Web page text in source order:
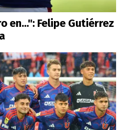
en...": Felipe Gutiérrez